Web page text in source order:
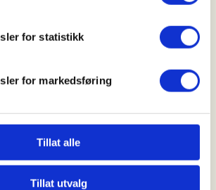
for statistikk
for markedsføring
Tillat alle
Tillat utvalg
til jakthelg for jenter, helgen
2026.